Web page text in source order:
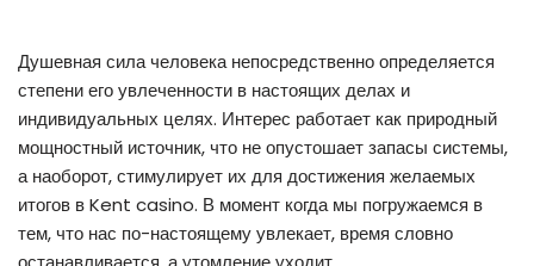
Душевная сила человека непосредственно определяется
степени его увлеченности в настоящих делах и
индивидуальных целях. Интерес работает как природный
мощностный источник, что не опустошает запасы системы,
а наоборот, стимулирует их для достижения желаемых
итогов в Kent casino. В момент когда мы погружаемся в
тем, что нас по-настоящему увлекает, время словно